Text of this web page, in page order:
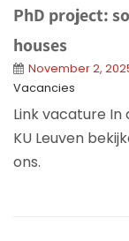
PhD project:
houses
November 2,
Vacancies
Link vacature
KU Leuven
ons.